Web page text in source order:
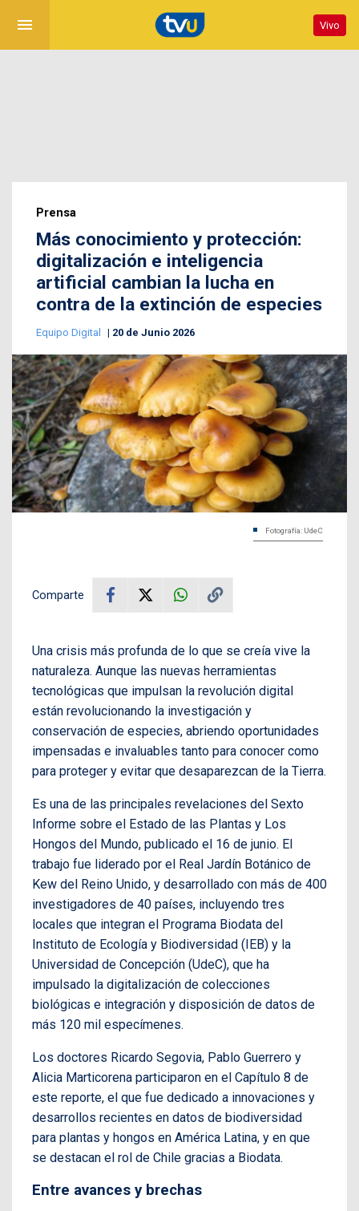
menu Vivo
Prensa
Más conocimiento y protección:
digitalización e inteligencia
artificial cambian la lucha en
contra de la extinción de especies
Equipo Digital 20 de Junio 2026
Fotografía: UdeC
Comparte
Una crisis más profunda de lo que se creía vive la
naturaleza. Aunque las nuevas herramientas
tecnológicas que impulsan la revolución digital
están revolucionando la investigación y
conservación de especies, abriendo oportunidades
impensadas e invaluables tanto para conocer como
para proteger y evitar que desaparezcan de la Tierra.
Es una de las principales revelaciones del Sexto
Informe sobre el Estado de las Plantas y Los
Hongos del Mundo, publicado el 16 de junio. El
trabajo fue liderado por el Real Jardín Botánico de
Kew del Reino Unido, y desarrollado con más de 400
investigadores de 40 países, incluyendo tres
locales que integran el Programa Biodata del
Instituto de Ecología y Biodiversidad (IEB) y la
Universidad de Concepción (UdeC), que ha
impulsado la digitalización de colecciones
biológicas e integración y disposición de datos de
más 120 mil especímenes.
Los doctores Ricardo Segovia, Pablo Guerrero y
Alicia Marticorena participaron en el Capítulo 8 de
este reporte, el que fue dedicado a innovaciones y
desarrollos recientes en datos de biodiversidad
para plantas y hongos en América Latina, y en que
se destacan el rol de Chile gracias a Biodata.
Entre avances y brechas